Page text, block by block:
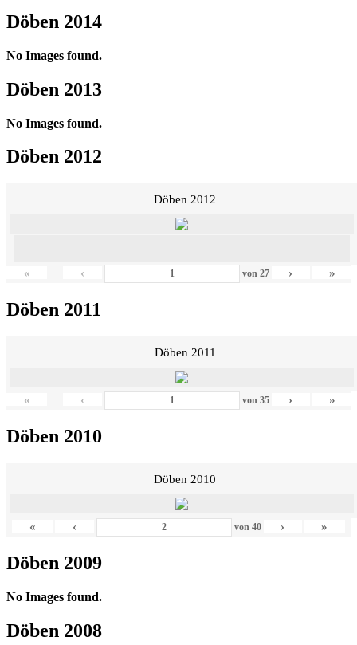
Döben 2014
No Images found.
Döben 2013
No Images found.
Döben 2012
Döben 2012
« ‹ von 27 › »
Döben 2011
Döben 2011
« ‹ von 35 › »
Döben 2010
Döben 2010
« ‹ von 40 › »
Döben 2009
No Images found.
Döben 2008